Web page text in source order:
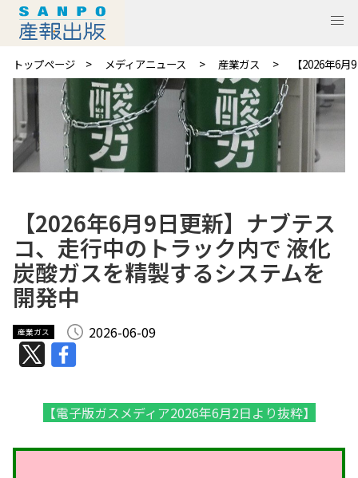
トップページ メディアニュース 産業ガス 【2026年6
【2026年6月9日更新】ナブテス
コ、走行中のトラック内で 液化
炭酸ガスを精製するシステムを
開発中
産業ガス 2026-06-09
【電子版ガスメディア2026年6月2日より抜粋】